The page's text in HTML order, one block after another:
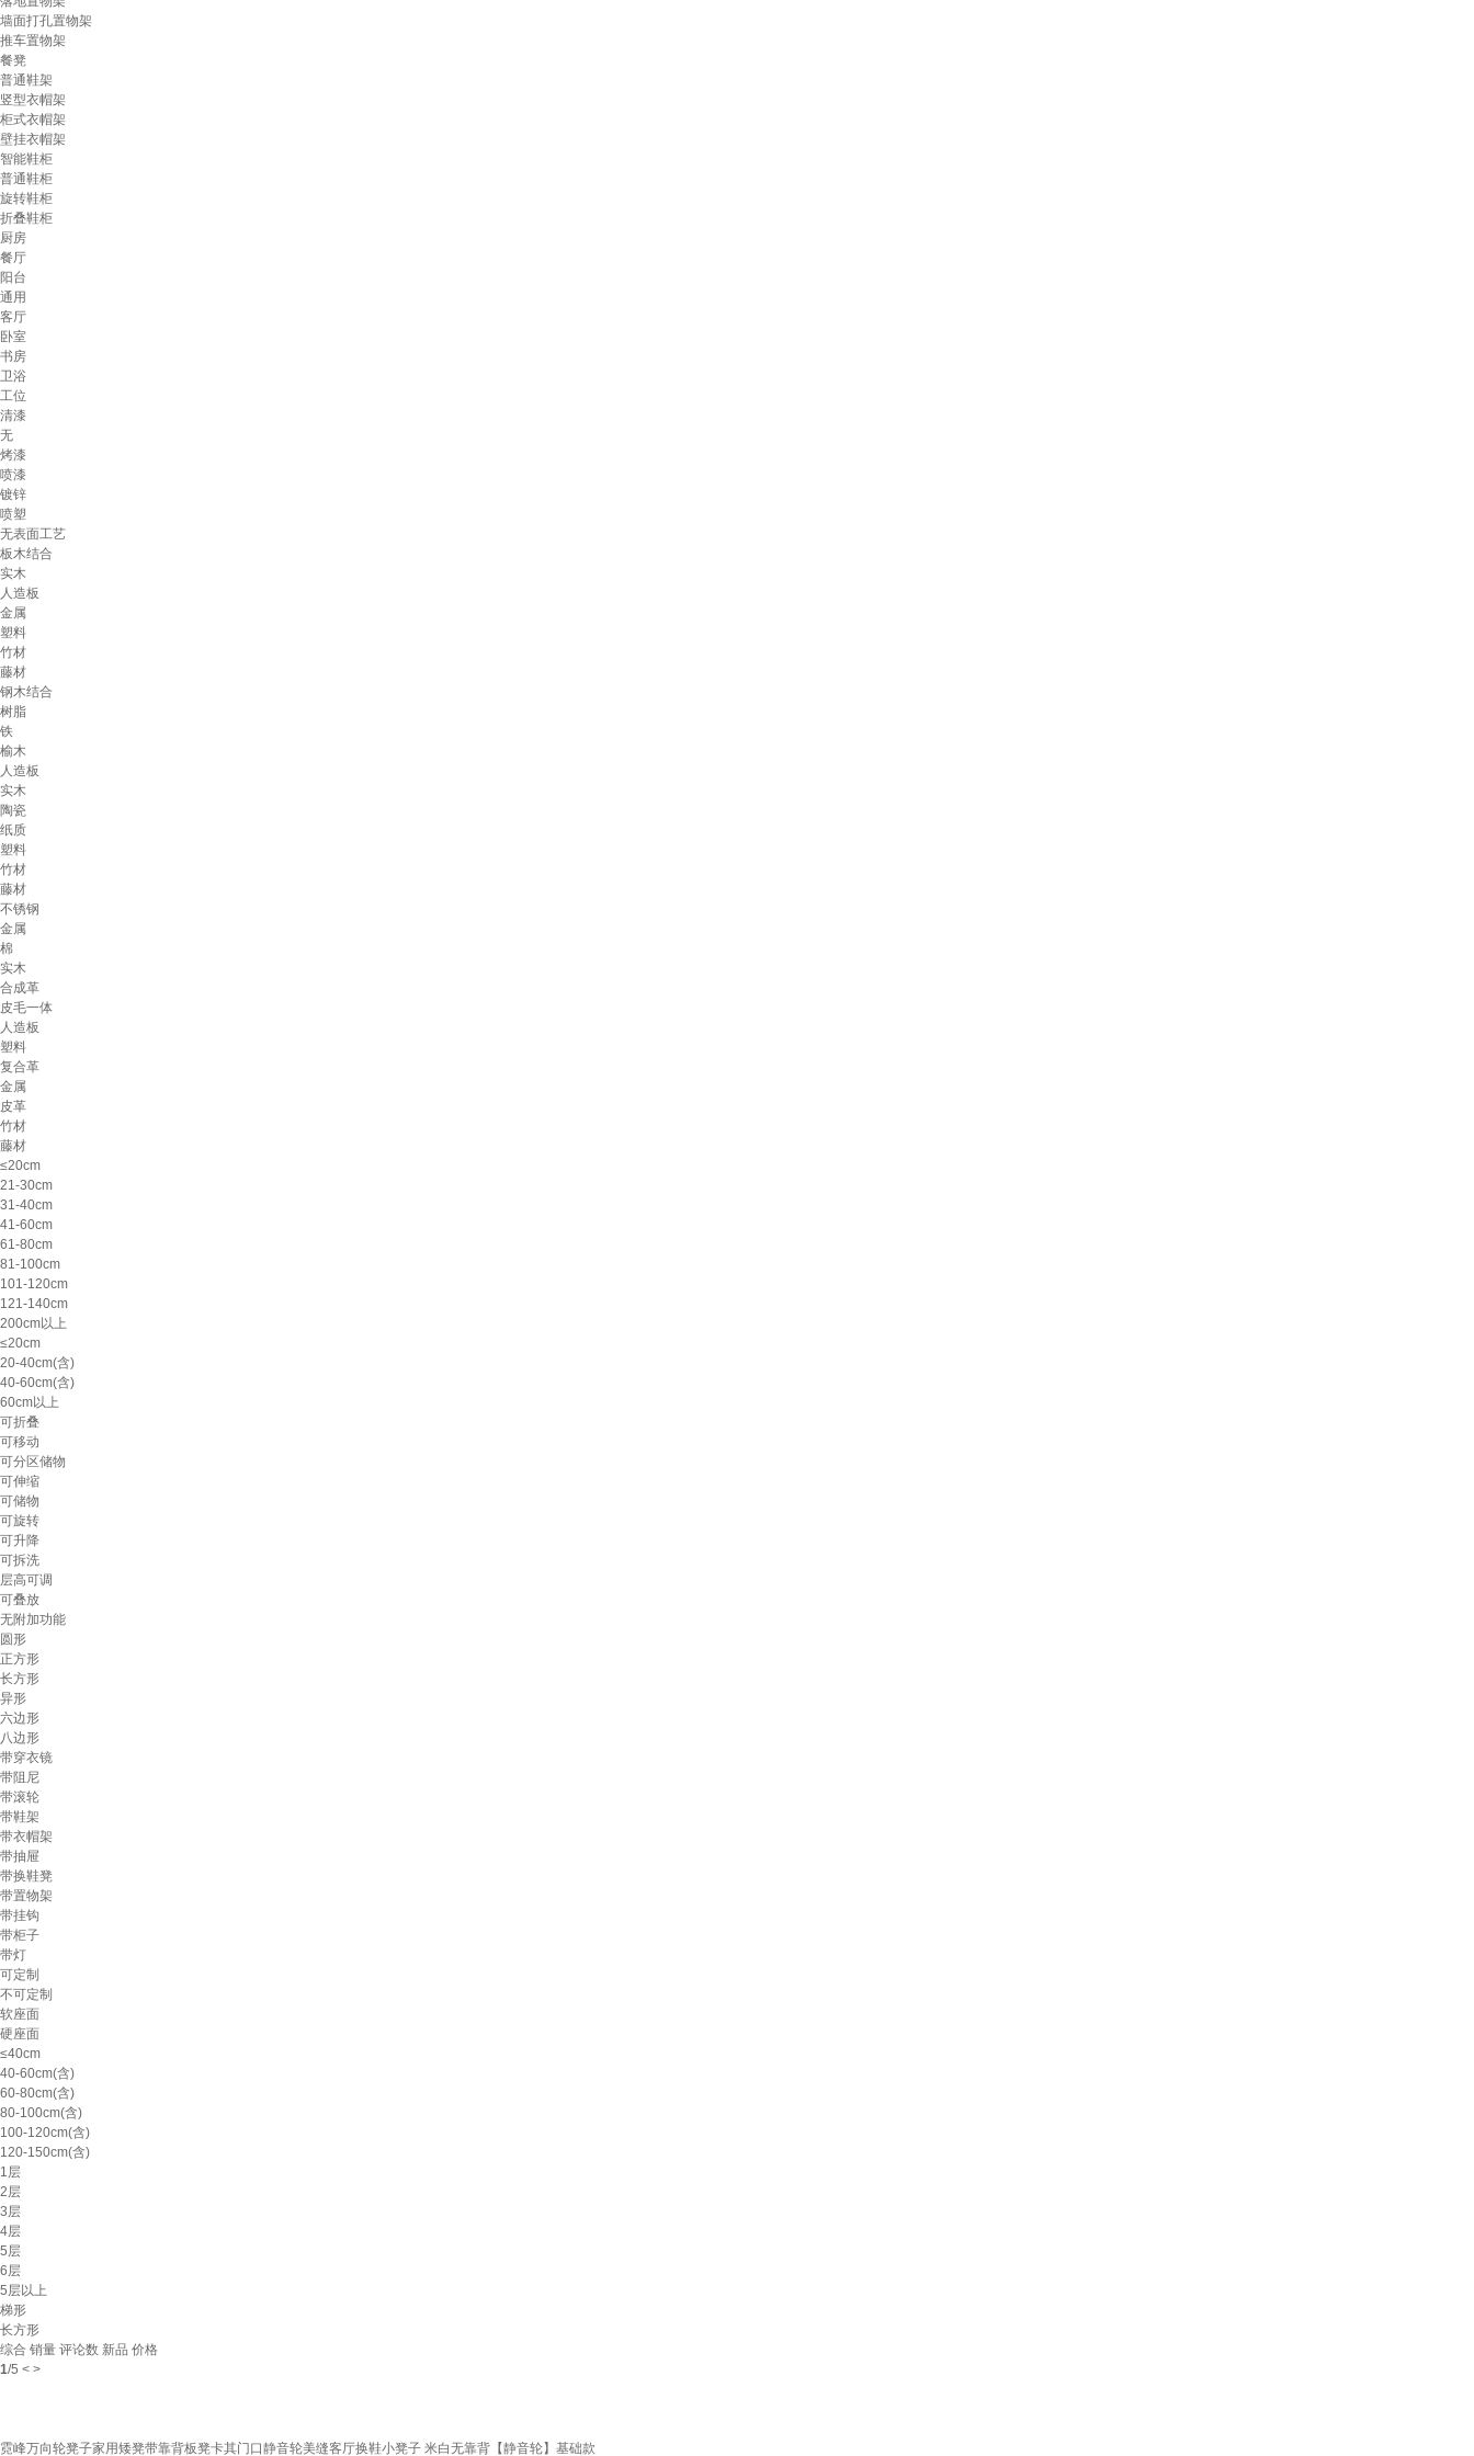
墙面打孔置物架
推车置物架
餐凳
普通鞋架
竖型衣帽架
柜式衣帽架
壁挂衣帽架
智能鞋柜
普通鞋柜
旋转鞋柜
折叠鞋柜
厨房
餐厅
阳台
通用
客厅
卧室
书房
卫浴
工位
清漆
无
烤漆
喷漆
镀锌
喷塑
无表面工艺
板木结合
实木
人造板
金属
塑料
竹材
藤材
钢木结合
树脂
铁
榆木
人造板
实木
陶瓷
纸质
塑料
竹材
藤材
不锈钢
金属
棉
实木
合成革
皮毛一体
人造板
塑料
复合革
金属
皮革
竹材
藤材
≤20cm
21-30cm
31-40cm
41-60cm
61-80cm
81-100cm
101-120cm
121-140cm
200cm以上
≤20cm
20-40cm(含)
40-60cm(含)
60cm以上
可折叠
可移动
可分区储物
可伸缩
可储物
可旋转
可升降
可拆洗
层高可调
可叠放
无附加功能
圆形
正方形
长方形
异形
六边形
八边形
带穿衣镜
带阻尼
带滚轮
带鞋架
带衣帽架
带抽屉
带换鞋凳
带置物架
带挂钩
带柜子
带灯
可定制
不可定制
软座面
硬座面
≤40cm
40-60cm(含)
60-80cm(含)
80-100cm(含)
100-120cm(含)
120-150cm(含)
1层
2层
3层
4层
5层
6层
5层以上
梯形
长方形
综合 销量 评论数 新品 价格
1/5 < >
霓峰万向轮凳子家用矮凳带靠背板凳卡其门口静音轮美缝客厅换鞋小凳子 米白无靠背【静音轮】基础款